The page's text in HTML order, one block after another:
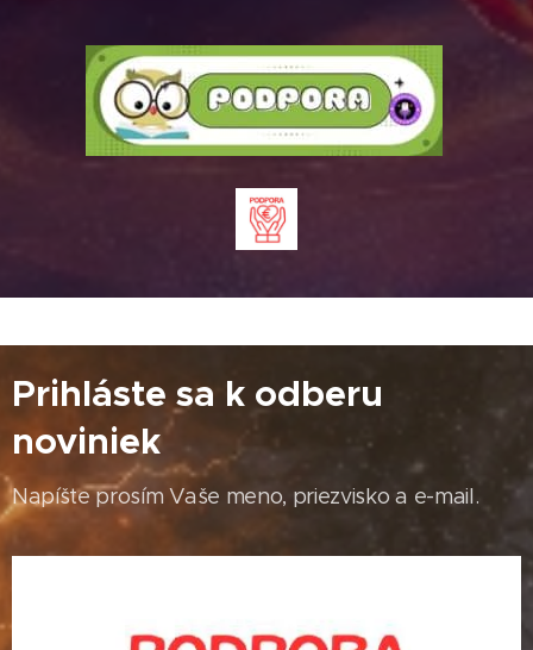
Prihláste sa k odberu
noviniek
Napíšte prosím Vaše meno, priezvisko a e-mail.